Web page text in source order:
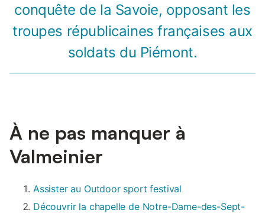
conquête de la Savoie, opposant les
troupes républicaines françaises aux
soldats du Piémont.
À ne pas manquer à
Valmeinier
Assister au Outdoor sport festival
Découvrir la chapelle de Notre-Dame-des-Sept-